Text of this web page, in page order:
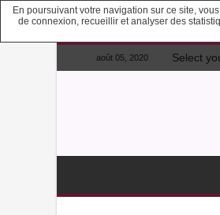
août 05, 2020 Select
En poursuivant votre navigation sur ce site,
de connexion, recueillir et analyser des